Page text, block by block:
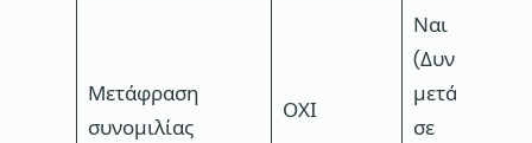
Μετάφραση
συνομιλίας
ΟΧΙ
Ναι
μετάφρασης
σε